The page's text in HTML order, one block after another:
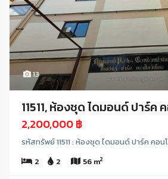
13
11511, ห้องชุด ไดมอนด์ ปาร์ค
2,200,000 ฿
รหัสทรัพย์ 11511 : ห้องชุด ไดมอนด์ ปาร์ค คอน
2
2 56 m2